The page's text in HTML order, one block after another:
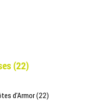
(22)
d'Armor (22)